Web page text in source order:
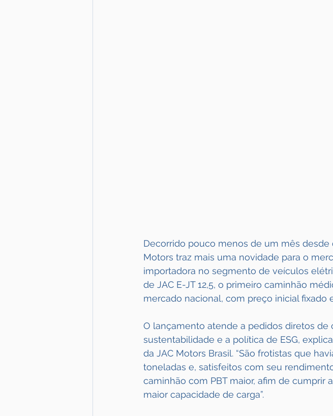
Decorrido pouco menos de um mês desde
Motors traz mais uma novidade para o
importadora no segmento de veículos
de JAC E-JT 12,5, o primeiro caminhão
mercado nacional, com preço inicial fixado
O lançamento atende a pedidos diretos
sustentabilidade e a política de ESG,
da JAC Motors Brasil. “São frotistas que
toneladas e, satisfeitos com seu
caminhão com PBT maior, afim de cumprir
maior capacidade de carga”.